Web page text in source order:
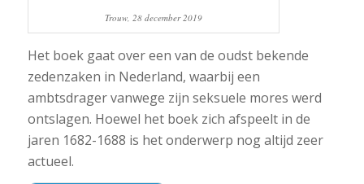
Trouw, 28 december 2019
Het boek gaat over een van de oudst bekende
zedenzaken in Nederland, waarbij een
ambtsdrager vanwege zijn seksuele mores werd
ontslagen. Hoewel het boek zich afspeelt in de
jaren 1682-1688 is het onderwerp nog altijd zeer
actueel.